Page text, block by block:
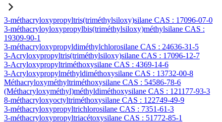
3-méthacryloxypropyltris(triméthylsiloxy)silane CAS : 17096-07-0
3-méthacryloyloxypropylbis(triméthylsiloxy)méthylsilane CAS :
19309-90-1
3-méthacryloxypropyldiméthylchlorosilane CAS : 24636-31-5
3-Acryloxypropyltris(triméthylsiloxy)silane CAS : 17096-12-7
3-Acryloxypropyltriméthoxysilane CAS : 4369-14-6
3-Acryloxypropylméthyldiméthoxysilane CAS : 13732-00-8
Méthacryloxyméthyltriméthoxysilane CAS : 54586-78-6
(Méthacryloxyméthyl)méthyldiméthoxysilane CAS : 121177-93-3
8-méthacryloxyoctyltriméthoxysilane CAS : 122749-49-9
3-méthacryloxypropyltrichlorosilane CAS : 7351-61-3
3-méthacryloxypropyltriacétoxysilane CAS : 51772-85-1